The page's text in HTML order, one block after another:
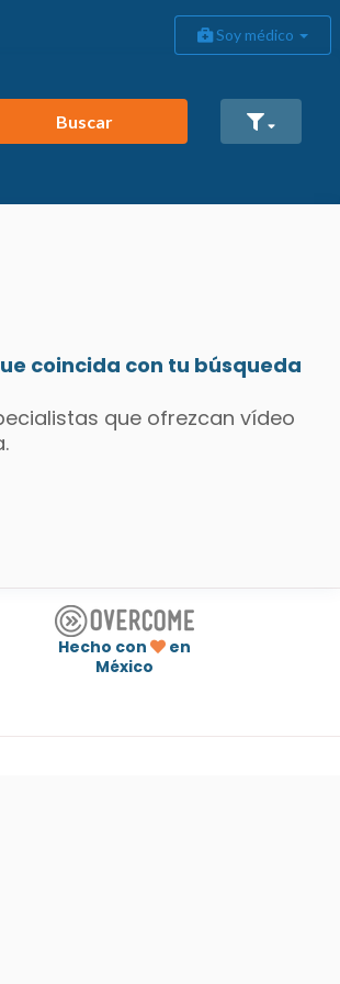
Soy médico
Buscar
coincida con tu búsqueda
que ofrezcan vídeo
Hecho con
en
México